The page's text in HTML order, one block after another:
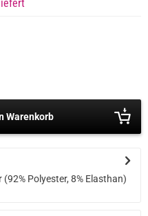
Warenkorb
Polyester, 8% Elasthan)